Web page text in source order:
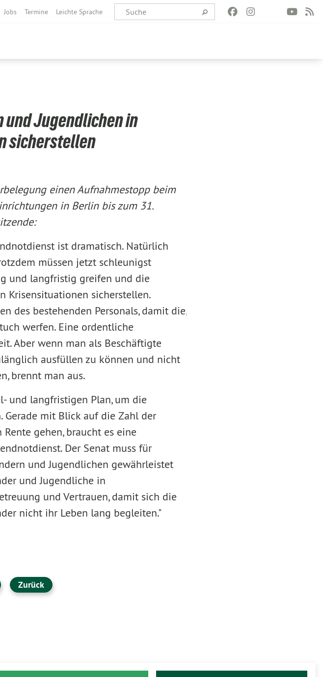
Jobs Termine Leichte Sprache
und Jugendlichen in
sicherstellen
einen Aufnahmestopp beim
in Berlin bis zum 31.
ist dramatisch. Natürlich
müssen jetzt schleunigst
und langfristig greifen und die
Krisensituationen sicherstellen.
des bestehenden Personals, damit die,
werfen. Eine ordentliche
Aber wenn man als Beschäftigte
ausfüllen zu können und nicht
brennt man aus.
und langfristigen Plan, um die
mit Blick auf die Zahl der
gehen, braucht es eine
Der Senat muss für
und Jugendlichen gewährleistet
und Jugendliche in
und Vertrauen, damit sich die
nicht ihr Leben lang begleiten."
Zurück